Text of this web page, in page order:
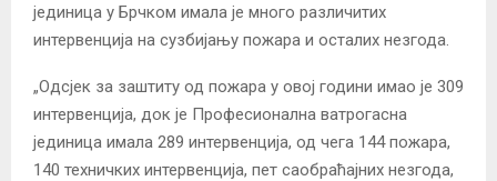
јединица у Брчком имала је много различитих
интервенција на сузбијању пожара и осталих незгода.
„Одсјек за заштиту од пожара у овој години имао је 309
интервенција, док је Професионална ватрогасна
јединица имала 289 интервенција, од чега 144 пожара,
140 техничких интервенција, пет саобраћајних незгода,